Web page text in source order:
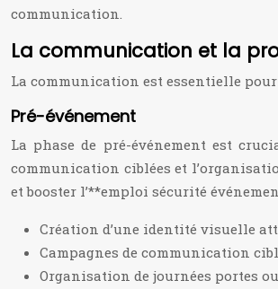
communication.
La communication et la
La communication est essentielle
Pré-événement
La phase de pré-événement est
communication ciblées et
et booster l’**emploi sécurité
Création d’une identité visuelle
Campagnes de communication
Organisation de journées portes